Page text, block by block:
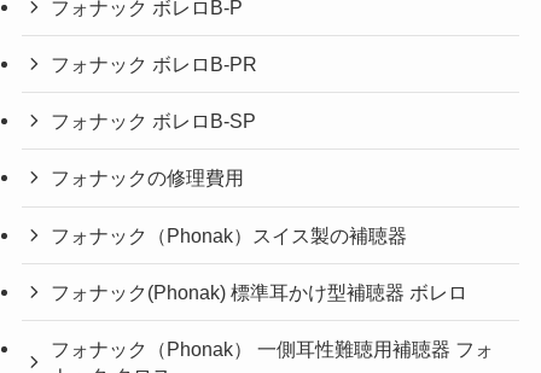
フォナック ボレロB-P
フォナック ボレロB-PR
フォナック ボレロB-SP
フォナックの修理費用
フォナック（Phonak）スイス製の補聴器
フォナック(Phonak) 標準耳かけ型補聴器 ボレロ
フォナック（Phonak） 一側耳性難聴用補聴器 フォ